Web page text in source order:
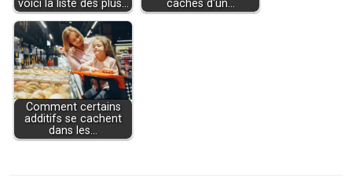
voici la liste des plus… cachés d'un…
Comment certains
additifs se cachent
dans les…